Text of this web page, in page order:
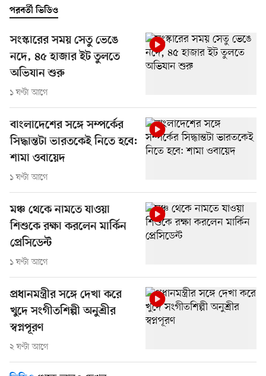
পরবর্তী ভিডিও
সংস্কারের সময় সেতু ভেঙে
নদে, ৪৫ হাজার ইট তুলতে
অভিযান শুরু
১ ঘণ্টা আগে
বাংলাদেশের সঙ্গে সম্পর্কের
সিদ্ধান্তটা ভারতকেই নিতে হবে:
শামা ওবায়েদ
১ ঘণ্টা আগে
মঞ্চ থেকে নামতে যাওয়া
শিশুকে রক্ষা করলেন মার্কিন
প্রেসিডেন্ট
১ ঘণ্টা আগে
প্রধানমন্ত্রীর সঙ্গে দেখা করে
খুদে সংগীতশিল্পী অনুশ্রীর
স্বপ্নপূরণ
২ ঘণ্টা আগে